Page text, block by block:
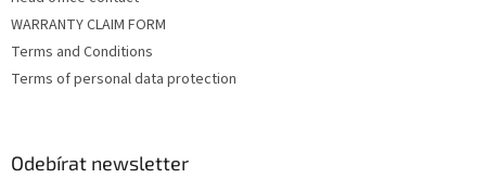
WARRANTY CLAIM FORM
Terms and Conditions
Terms of personal data protection
Odebírat newsletter